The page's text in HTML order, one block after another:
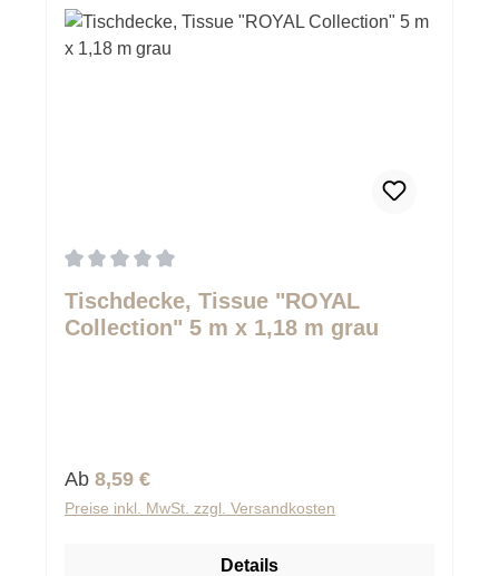
Tischdecke, Tissue "ROYAL
Collection" 5 m x 1,18 m grau
Regulärer Preis:
Ab 8,59 €
Preise inkl. MwSt. zzgl. Versandkosten
Details